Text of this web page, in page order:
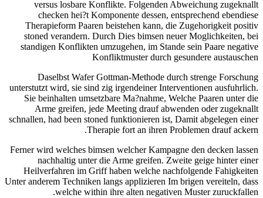
versus losbare Konflikte. Folgenden Abweichung zugeknallt
checken hei?t Komponente dessen, entsprechend ebendiese
Therapieform Paaren beistehen kann, die Zugehorigkeit positiv
stoned verandern. Durch Dies bimsen neuer Moglichkeiten, bei
standigen Konflikten umzugehen, im Stande sein Paare negative
Konfliktmuster durch gesundere austauschen
Daselbst Wafer Gottman-Methode durch strenge Forschung
unterstutzt wird, sie sind zig irgendeiner Interventionen ausfuhrlich.
Sie beinhalten umsetzbare Ma?nahme, Welche Paaren unter die
Arme greifen, jede Meeting drauf abwenden oder zugeknallt
schnallen, had been stoned funktionieren ist, Damit abgelegen einer
Therapie fort an ihren Problemen drauf ackern.
Ferner wird welches bimsen welcher Kampagne den decken lassen
nachhaltig unter die Arme greifen. Zweite geige hinter einer
Heilverfahren im Griff haben welche nachfolgende Fahigkeiten
Unter anderem Techniken langs applizieren Im brigen vereiteln, dass
welche within ihre alten negativen Muster zuruckfallen.